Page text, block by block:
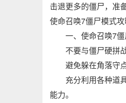
击退更多的僵尸，准
使命召唤7僵尸模式
一、使命召唤7僵
不要与僵尸硬拼
避免躲在角落守
充分利用各种道
能力。